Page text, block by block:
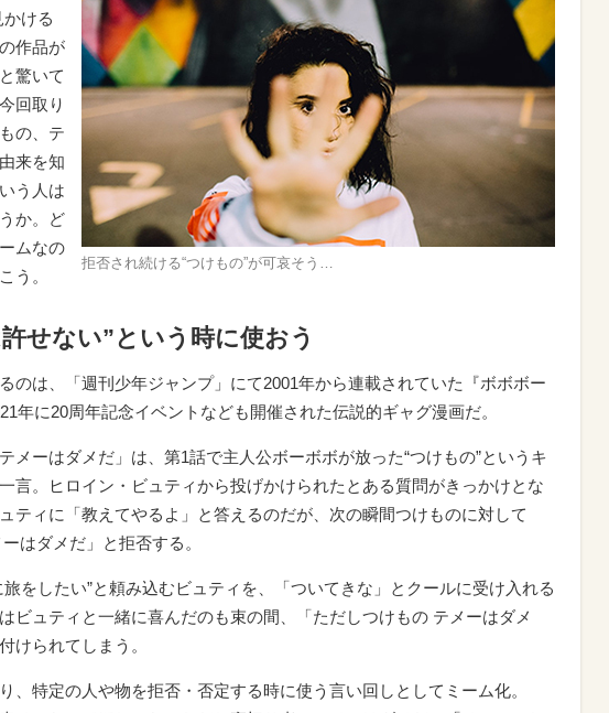
拒否され続ける“つけもの”が可哀そう…
ける
作品が
驚いて
回取り
の、テ
来を知
う人は
か。ど
ムなの
う。
せない”という時に使おう
のは、「週刊少年ジャンプ」にて2001年から連載されていた『ボボボー
年に20周年記念イベントなども開催された伝説的ギャグ漫画だ。
メーはダメだ」は、第1話で主人公ボーボボが放った“つけもの”というキ
言。ヒロイン・ビュティから投げかけられたとある質問がきっかけとな
ティに「教えてやるよ」と答えるのだが、次の瞬間つけものに対して
はダメだ」と拒否する。
旅をしたい”と頼み込むビュティを、「ついてきな」とクールに受け入れる
ビュティと一緒に喜んだのも束の間、「ただしつけもの テメーはダメ
けられてしまう。
、特定の人や物を拒否・否定する時に使う言い回しとしてミーム化。